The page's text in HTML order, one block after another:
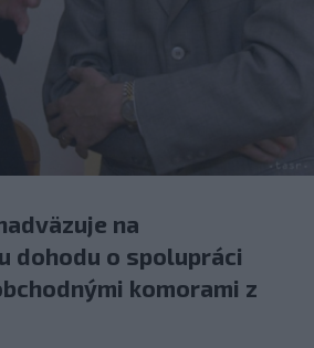
na
dohodu o spolupráci
komorami z